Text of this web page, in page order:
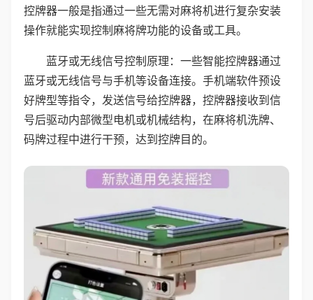
控牌器一般是指通过一些无需对麻将机进行复杂安装
操作就能实现控制麻将牌功能的设备或工具。
蓝牙或无线信号控制原理：一些智能控牌器通过
蓝牙或无线信号与手机等设备连接。手机端软件预设
好牌型等指令，发送信号给控牌器，控牌器接收到信
号后驱动内部微型电机或机械结构，在麻将机洗牌、
码牌过程中进行干预，达到控牌目的。